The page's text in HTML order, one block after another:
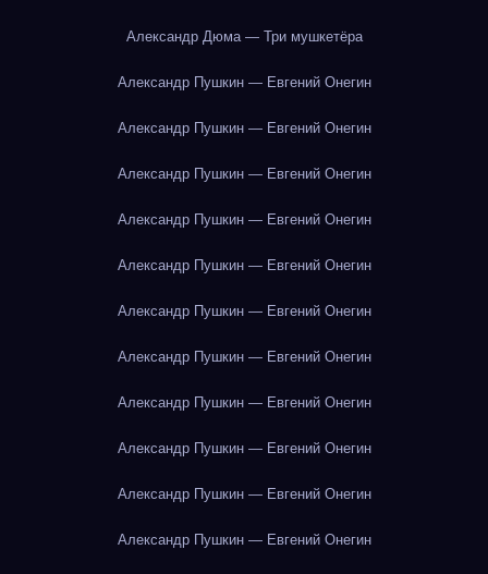
Александр Дюма — Три мушкетёра
Александр Пушкин — Евгений Онегин
Александр Пушкин — Евгений Онегин
Александр Пушкин — Евгений Онегин
Александр Пушкин — Евгений Онегин
Александр Пушкин — Евгений Онегин
Александр Пушкин — Евгений Онегин
Александр Пушкин — Евгений Онегин
Александр Пушкин — Евгений Онегин
Александр Пушкин — Евгений Онегин
Александр Пушкин — Евгений Онегин
Александр Пушкин — Евгений Онегин